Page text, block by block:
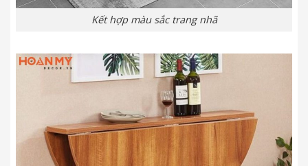
Kết hợp màu sắc trang nhã